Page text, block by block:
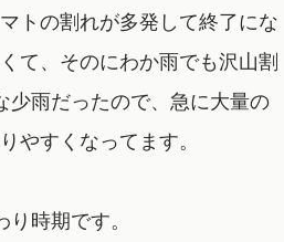
トの割れが多発して終了にな
て、そのにわか雨でも沢山割
少雨だったので、急に大量の
やすくなってます。
時期です。